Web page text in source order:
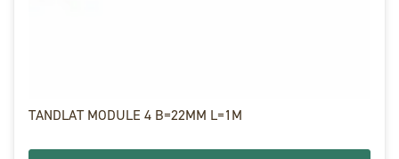
TANDLAT MODULE 4 B=22MM L=1M